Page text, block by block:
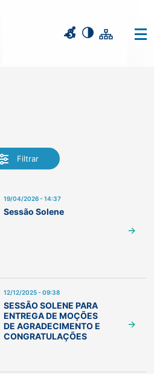
Filtrar
19/04/2026 - 14:37
Sessão Solene
12/12/2025 - 09:38
SESSÃO SOLENE PARA
ENTREGA DE MOÇÕES
DE AGRADECIMENTO E
CONGRATULAÇÕES